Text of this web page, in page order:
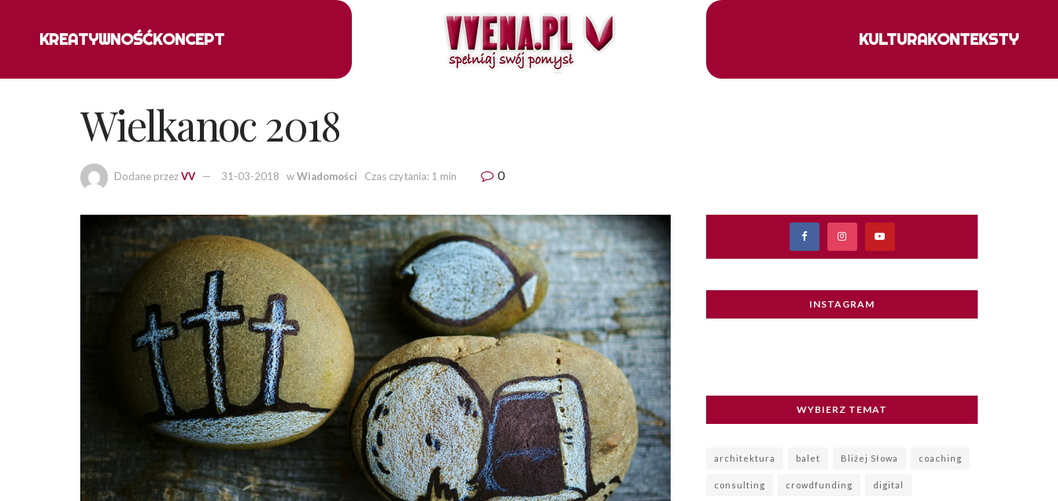
KREATYWNOŚĆKONCEPT KULTURAKONTEKSTY
Wielkanoc 2018
Dodane przezVV 31-03-2018 wWiadomości Czas czytania: 1 min 0
INSTAGRAM
WYBIERZ TEMAT
architektura balet Bliżej Słowa coaching
consulting crowdfunding digital